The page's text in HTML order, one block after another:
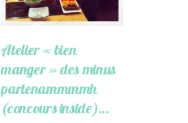
Atelier « bien
manger » des minus
partenammmmh
(concours inside)…